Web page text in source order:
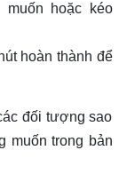
muốn hoặc kéo
hoàn thành để
đối tượng sao
muốn trong bản